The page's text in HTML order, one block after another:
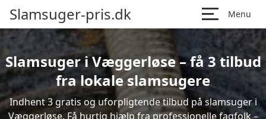
Slamsuger-pris.dk Menu
Slamsuger i Væggerløse – få 3 tilbud
fra lokale slamsugere
Indhent 3 gratis og uforpligtende tilbud på slamsuger i
Væggerløse. Få hurtig hjælp fra professionelle fagfolk –